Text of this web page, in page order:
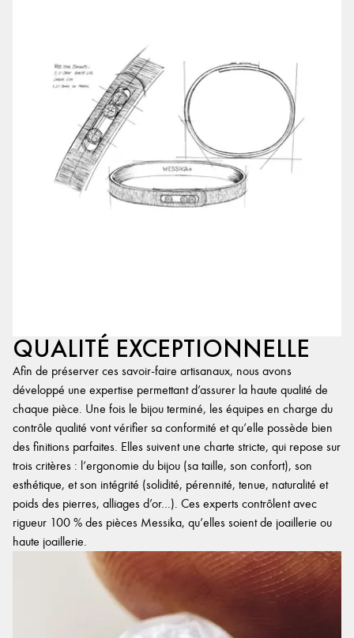
QUALITÉ EXCEPTIONNELLE
Afin de préserver ces savoir-faire artisanaux, nous avons
développé une expertise permettant d’assurer la haute qualité de
chaque pièce. Une fois le bijou terminé, les équipes en charge du
contrôle qualité vont vérifier sa conformité et qu’elle possède bien
des finitions parfaites. Elles suivent une charte stricte, qui repose sur
trois critères : l’ergonomie du bijou (sa taille, son confort), son
esthétique, et son intégrité (solidité, pérennité, tenue, naturalité et
poids des pierres, alliages d’or…). Ces experts contrôlent avec
rigueur 100 % des pièces Messika, qu’elles soient de joaillerie ou
haute joaillerie.